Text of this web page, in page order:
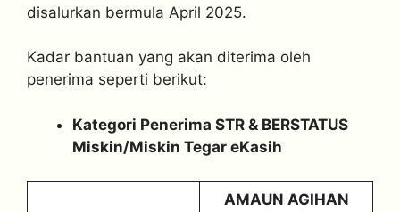
disalurkan bermula April 2025.
Kadar bantuan yang akan diterima oleh
penerima seperti berikut:
Kategori Penerima STR & BERSTATUS
Miskin/Miskin Tegar eKasih
AMAUN AGIHAN